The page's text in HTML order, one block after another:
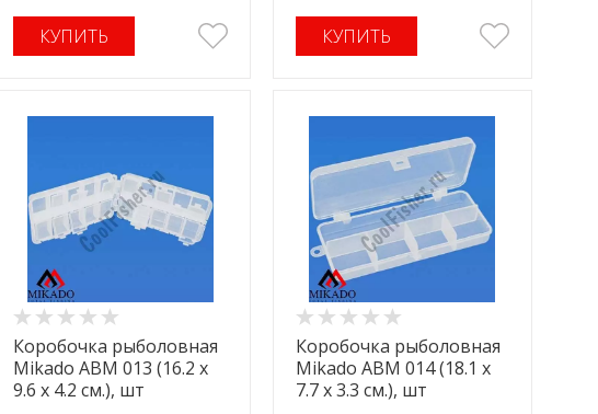
КУПИТЬ КУПИТЬ
Коробочка рыболовная
Mikado ABM 013 (16.2 x
9.6 x 4.2 см.), шт
Коробочка рыболовная
Mikado ABM 014 (18.1 x
7.7 x 3.3 см.), шт